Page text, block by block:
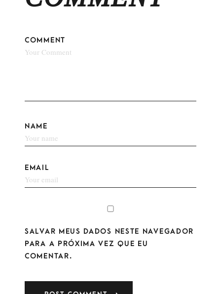
COMMENT
NAME
EMAIL
SALVAR MEUS DADOS NESTE NAVEGADOR
PARA A PRÓXIMA VEZ QUE EU
COMENTAR.